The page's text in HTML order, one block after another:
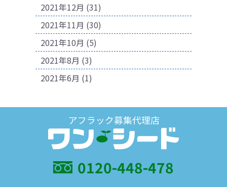
2021年12月 (31)
2021年11月 (30)
2021年10月 (5)
2021年8月 (3)
2021年6月 (1)
0120-448-478